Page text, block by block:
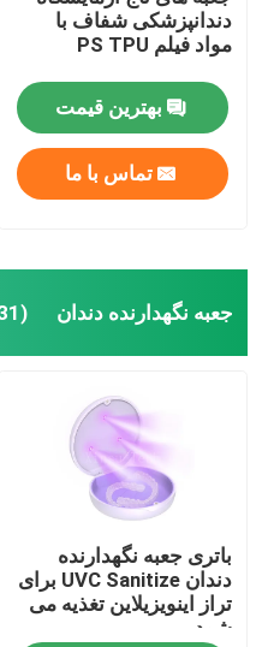
دندانپزشکی شفاف با
مواد فیلم PS TPU
بهترین قیمت
تماس با ما
جعبه نگهدارنده دندان (31)
باتری جعبه نگهدارنده
دندان UVC Sanitize برای
تراز اینویزیلاین تغذیه می
شود